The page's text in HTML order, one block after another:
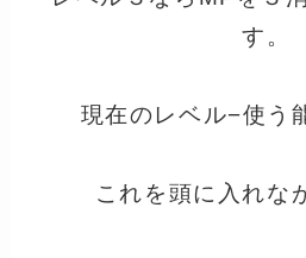
す。
現在のレベル−使う
これを頭に入れな